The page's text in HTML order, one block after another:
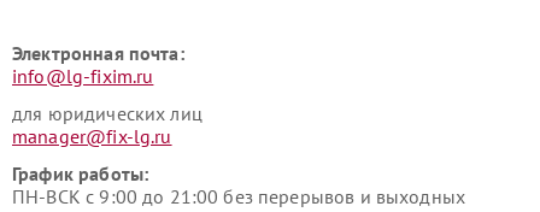
Электронная почта:
info@lg-fixim.ru
для юридических лиц
manager@fix-lg.ru
График работы:
ПН-ВСК с 9:00 до 21:00 без перерывов и выходных